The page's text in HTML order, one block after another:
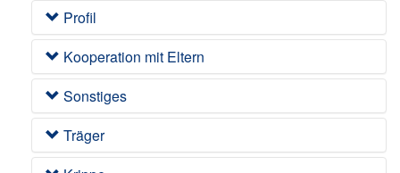
Profil
Kooperation mit Eltern
Sonstiges
Träger